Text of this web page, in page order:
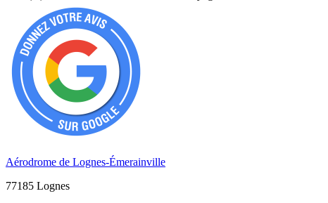
Aérodrome de Lognes-Émerainville
77185 Lognes